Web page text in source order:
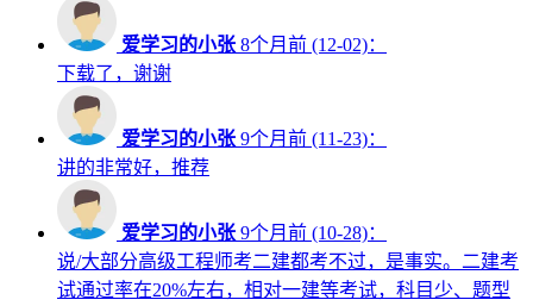
爱学习的小张 8个月前 (12-02)：
下载了，谢谢
爱学习的小张 9个月前 (11-23)：
讲的非常好，推荐
爱学习的小张 9个月前 (10-28)：
说/大部分高级工程师考二建都考不过，是事实。二建考
试通过率在20%左右，相对一建等考试，科目少、题型